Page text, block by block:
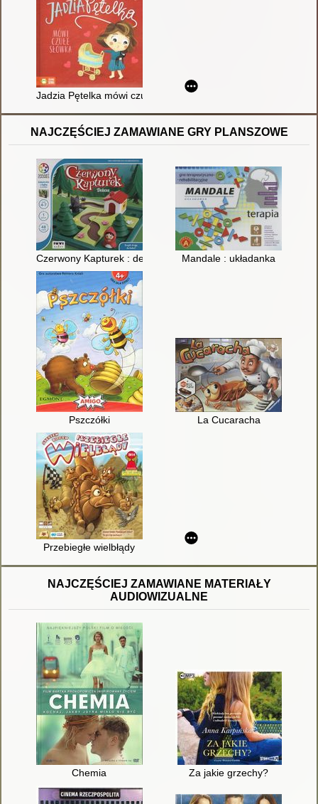
Jadzia Pętelka mówi czułe słówka
NAJCZĘŚCIEJ ZAMAWIANE GRY PLANSZOWE
Czerwony Kapturek : deluxe Mandale : układanka
Pszczółki La Cucaracha
Przebiegłe wielbłądy
NAJCZĘŚCIEJ ZAMAWIANE MATERIAŁY
AUDIOWIZUALNE
Chemia Za jakie grzechy?